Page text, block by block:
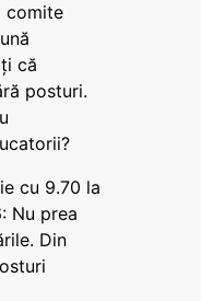
comite
că
posturi.
cu 9.70 la
Nu prea
Din